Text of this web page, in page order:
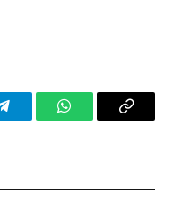
TelegramWhatsAppCopy